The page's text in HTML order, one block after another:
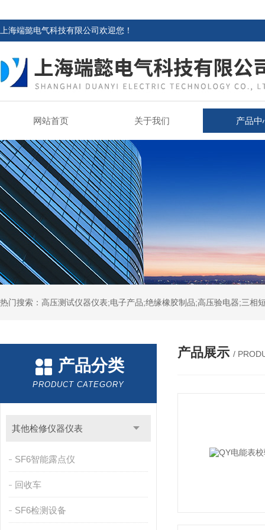
上海端懿电气科技有限公司欢迎您！
网站首页 关于我们 产品中
热门搜索：高压测试仪器仪表;电子产品;绝缘橡胶制品;高压验电器;三
产品分类
PRODUCT CATEGORY
其他检修仪器仪表
SF6智能露点仪
回收车
SF6检测设备
产品展示 /